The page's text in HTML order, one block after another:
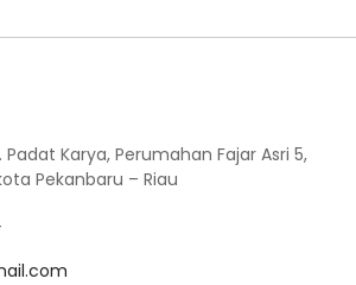
Padat Karya, Perumahan Fajar Asri 5,
Pekanbaru – Riau